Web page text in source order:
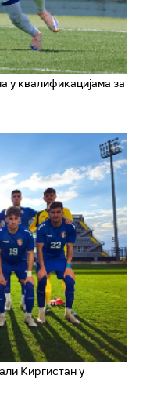
у квалификацијама за
Киргистан у